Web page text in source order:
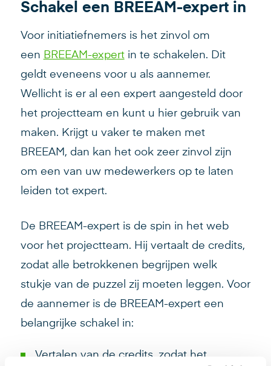
Schakel een BREEAM-expert in
Voor initiatiefnemers is het zinvol om
een BREEAM-expertin te schakelen. Dit
geldt eveneens voor u als aannemer.
Wellicht is er al een expert aangesteld door
het projectteam en kunt u hier gebruik van
maken. Krijgt u vaker te maken met
BREEAM, dan kan het ook zeer zinvol zijn
om een van uw medewerkers op te laten
leiden tot expert.
De BREEAM-expert is de spin in het web
voor het projectteam. Hij vertaalt de credits,
zodat alle betrokkenen begrijpen welk
stukje van de puzzel zij moeten leggen. Voor
de aannemer is de BREEAM-expert een
belangrijke schakel in:
Vertalen van de credits, zodat het